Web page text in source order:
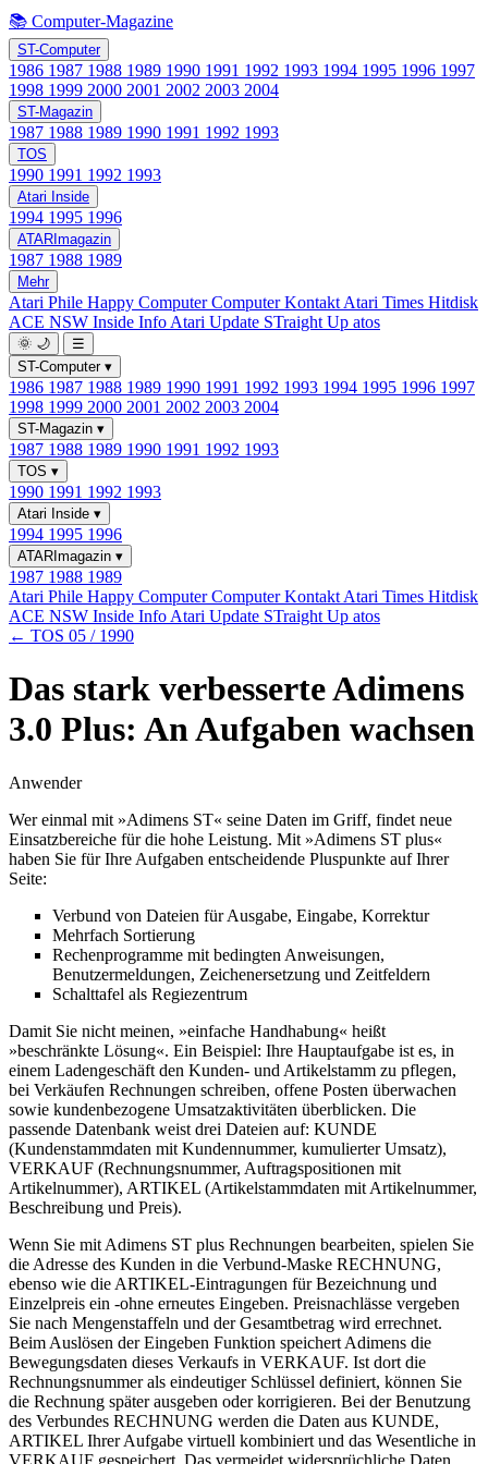
📚 Computer-Magazine
ST-Computer
1986 1987 1988 1989 1990 1991 1992 1993 1994 1995 1996 1997
1998 1999 2000 2001 2002 2003 2004
ST-Magazin
1987 1988 1989 1990 1991 1992 1993
TOS
1990 1991 1992 1993
Atari Inside
1994 1995 1996
ATARImagazin
1987 1988 1989
Mehr
Atari Phile Happy ComputerComputer Kontakt Atari Times Hitdisk
ACE NSW Inside Info Atari Update STraight Up atos
🌞 🌙
☰
ST-Computer ▾
1986 1987 1988 1989 1990 1991 1992 1993 1994 1995 1996 1997
1998 1999 2000 2001 2002 2003 2004
ST-Magazin ▾
1987 1988 1989 1990 1991 1992 1993
TOS ▾
1990 1991 1992 1993
Atari Inside ▾
1994 1995 1996
ATARImagazin ▾
1987 1988 1989
Atari Phile Happy ComputerComputer Kontakt Atari Times Hitdisk
ACE NSW Inside Info Atari Update STraight Up atos
← TOS 05 / 1990
Das stark verbesserte Adimens
3.0 Plus: An Aufgaben wachsen
Anwender
Wer einmal mit »Adimens ST« seine Daten im Griff, findet neue
Einsatzbereiche für die hohe Leistung. Mit »Adimens ST plus«
haben Sie für Ihre Aufgaben entscheidende Pluspunkte auf Ihrer
Seite:
Verbund von Dateien für Ausgabe, Eingabe, Korrektur
Mehrfach Sortierung
Rechenprogramme mit bedingten Anweisungen,
Benutzermeldungen, Zeichenersetzung und Zeitfeldern
Schalttafel als Regiezentrum
Damit Sie nicht meinen, »einfache Handhabung« heißt
»beschränkte Lösung«. Ein Beispiel: Ihre Hauptaufgabe ist es, in
einem Ladengeschäft den Kunden- und Artikelstamm zu pflegen,
bei Verkäufen Rechnungen schreiben, offene Posten überwachen
sowie kundenbezogene Umsatzaktivitäten überblicken. Die
passende Datenbank weist drei Dateien auf: KUNDE
(Kundenstammdaten mit Kundennummer, kumulierter Umsatz),
VERKAUF (Rechnungsnummer, Auftragspositionen mit
Artikelnummer), ARTIKEL (Artikelstammdaten mit Artikelnummer,
Beschreibung und Preis).
Wenn Sie mit Adimens ST plus Rechnungen bearbeiten, spielen Sie
die Adresse des Kunden in die Verbund-Maske RECHNUNG,
ebenso wie die ARTIKEL-Eintragungen für Bezeichnung und
Einzelpreis ein -ohne erneutes Eingeben. Preisnachlässe vergeben
Sie nach Mengenstaffeln und der Gesamtbetrag wird errechnet.
Beim Auslösen der Eingeben Funktion speichert Adimens die
Bewegungsdaten dieses Verkaufs in VERKAUF. Ist dort die
Rechnungsnummer als eindeutiger Schlüssel definiert, können Sie
die Rechnung später ausgeben oder korrigieren. Bei der Benutzung
des Verbundes RECHNUNG werden die Daten aus KUNDE,
ARTIKEL Ihrer Aufgabe virtuell kombiniert und das Wesentliche in
VERKAUF gespeichert. Das vermeidet widersprüchliche Daten